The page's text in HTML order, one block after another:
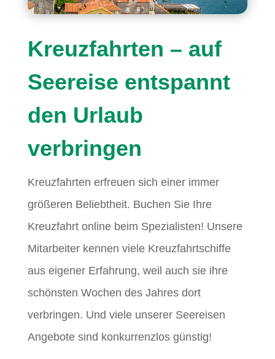
Kreuzfahrten – auf
Seereise entspannt
den Urlaub
verbringen
Kreuzfahrten erfreuen sich einer immer
größeren Beliebtheit. Buchen Sie Ihre
Kreuzfahrt online beim Spezialisten! Unsere
Mitarbeiter kennen viele Kreuzfahrtschiffe
aus eigener Erfahrung, weil auch sie ihre
schönsten Wochen des Jahres dort
verbringen. Und viele unserer Seereisen
Angebote sind konkurrenzlos günstig!